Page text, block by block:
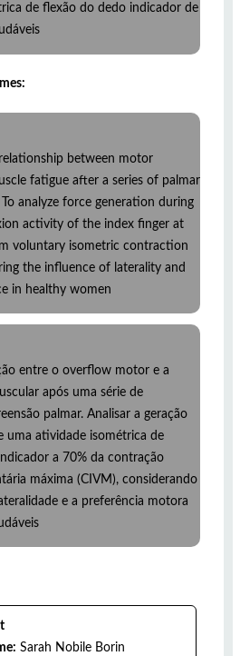
de flexão do dedo indicador de
relationship between motor
fatigue after a series of palmar
analyze force generation during
activity of the index finger at
voluntary isometric contraction
the influence of laterality and
in healthy women
entre o overflow motor e a
após uma série de
palmar. Analisar a geração
uma atividade isométrica de
a 70% da contração
máxima (CIVM), considerando
e a preferência motora
Sarah Nobile Borin